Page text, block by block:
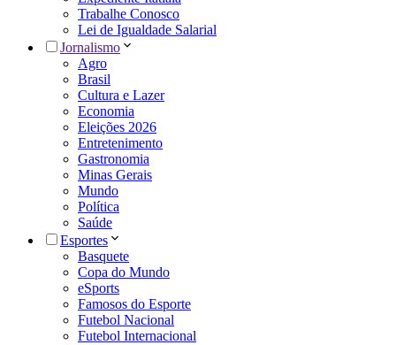
Trabalhe Conosco
Lei de Igualdade Salarial
Jornalismo
Agro
Brasil
Cultura e Lazer
Economia
Eleições 2026
Entretenimento
Gastronomia
Minas Gerais
Mundo
Política
Saúde
Esportes
Basquete
Copa do Mundo
eSports
Famosos do Esporte
Futebol Nacional
Futebol Internacional